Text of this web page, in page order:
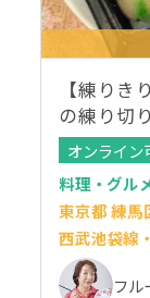
【練り
の練り切り
オンライン
料理・グル
東京都 練馬
西武池袋線
フル